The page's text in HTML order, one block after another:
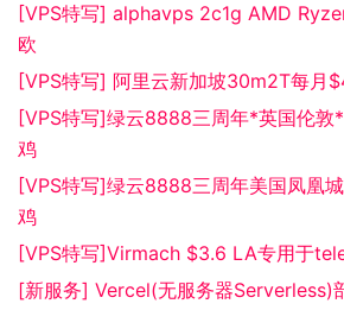
[VPS特写] alphavps 2c1g AMD
欧
[VPS特写] 阿里云新加坡30m2T每月
[VPS特写]绿云8888三周年*英国伦
鸡
[VPS特写]绿云8888三周年美国凤凰
鸡
[VPS特写]Virmach $3.6 LA专用于
[新服务] Vercel(无服务器Serverless)